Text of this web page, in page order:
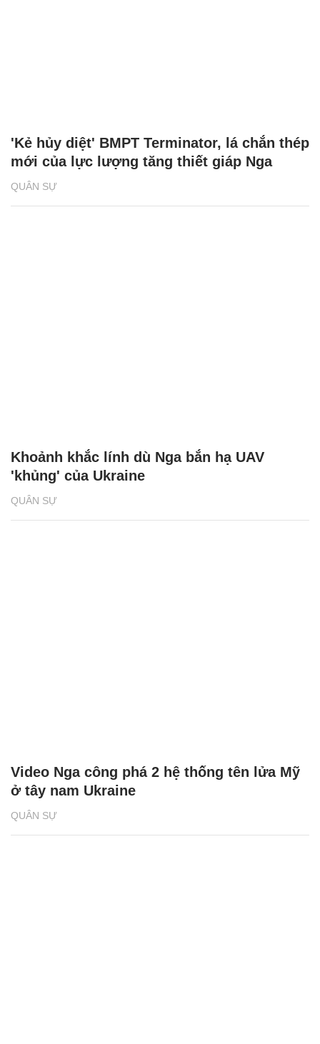
QUÂN SỰ
'Kẻ hủy diệt' BMPT Terminator, lá chắn thép
mới của lực lượng tăng thiết giáp Nga
QUÂN SỰ
Khoảnh khắc lính dù Nga bắn hạ UAV
'khủng' của Ukraine
QUÂN SỰ
Video Nga công phá 2 hệ thống tên lửa Mỹ
ở tây nam Ukraine